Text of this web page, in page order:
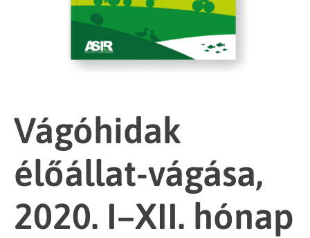
Vágóhidak
élőállat-vágása,
2020. I–XII. hónap